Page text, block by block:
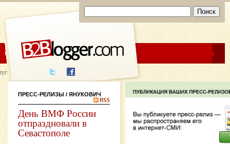
ЦЕНЫ ПОМОЩЬ
написания
ПРЕСС-РЕЛИЗЫ / ЯНУКОВИЧ
День ВМФ России
отпраздновали в
Севастополе